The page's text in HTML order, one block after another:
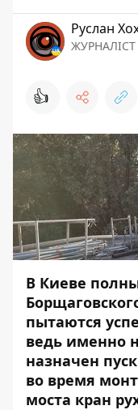
Руслан
ЖУРНАЛІСТ
👍
В Киеве
пытаются
ведь именно
назначен
во время
моста кран